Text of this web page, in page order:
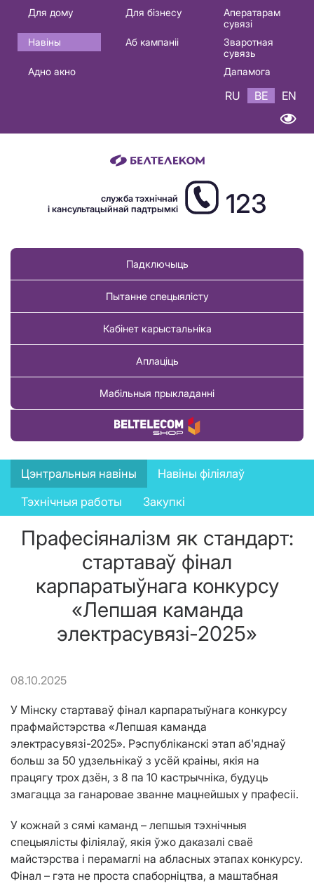
Основная
навигация
BE
Для дому Для бізнесу
Аператарам
сувязі
Навіны
Аб кампаніі
Зваротная
сувязь
Адно акно
Дапамога
RU BE EN
служба тэхнічнай
і кансультацыйнай падтрымкі
123
Падключыць
Пытанне спецыялісту
Кабінет карыстальніка
Аплаціць
Мабільныя прыкладанні
Купіць тавар
News
menu
Цэнтральныя навіны
Навіны філіялаў
Тэхнічныя работы
Закупкі
Прафесіяналізм як стандарт:
стартаваў фінал
карпаратыўнага конкурсу
«Лепшая каманда
электрасувязі-2025»
08.10.2025
У Мінску стартаваў фінал карпаратыўнага конкурсу
прафмайстэрства «Лепшая каманда
электрасувязі-2025». Рэспубліканскі этап аб'яднаў
больш за 50 удзельнікаў з усёй краіны, якія на
працягу трох дзён, з 8 па 10 кастрычніка, будуць
змагацца за ганаровае званне мацнейшых у прафесіі.
У кожнай з сямі каманд – лепшыя тэхнічныя
спецыялісты філіялаў, якія ўжо даказалі сваё
майстэрства і перамаглі на абласных этапах конкурсу.
Фінал – гэта не проста спаборніцтва, а маштабная